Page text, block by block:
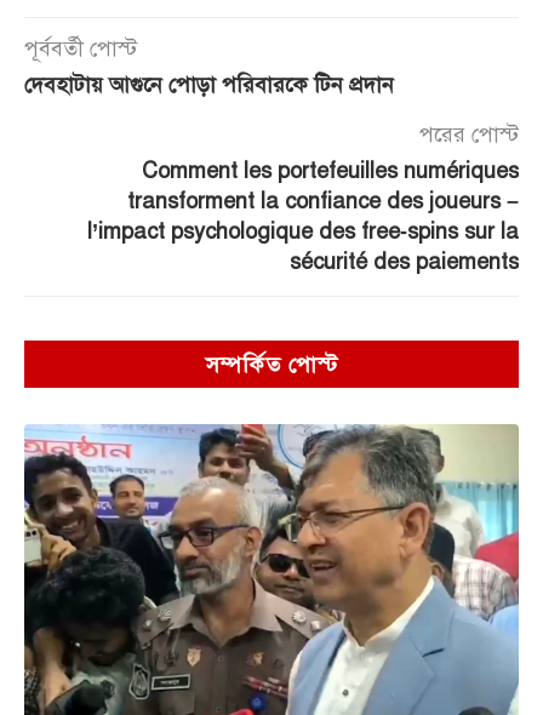
পূর্ববর্তী পোস্ট
দেবহাটায় আগুনে পোড়া পরিবারকে টিন প্রদান
পরের পোস্ট
Comment les portefeuilles numériques
transforment la confiance des joueurs –
l’impact psychologique des free‑spins sur la
sécurité des paiements
সম্পর্কিত পোস্ট